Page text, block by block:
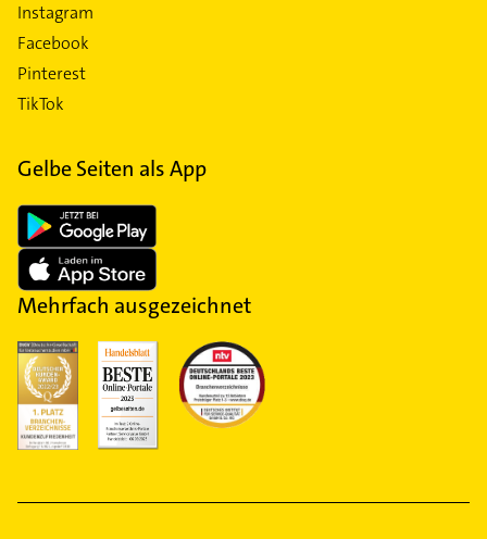
Instagram
Facebook
Pinterest
TikTok
Gelbe Seiten als App
Mehrfach ausgezeichnet